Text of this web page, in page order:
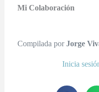
Mi Colaboración
Compilada porJorge
Inicia